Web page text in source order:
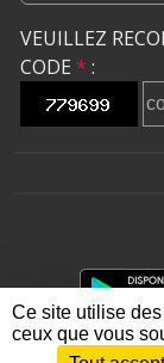
VEUILLEZ
CODE * :
Ce site utilise
ceux que vous